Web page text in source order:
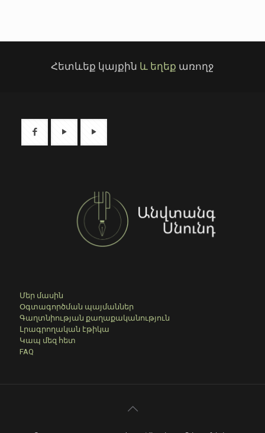
Հետևեք կայքին և եղեք առողջ
Մեր մասին
Օգտագործման պայմաններ
Գաղտնիության քաղաքականություն
Լրագրողական էթիկա
Կապ մեզ հետ
FAQ